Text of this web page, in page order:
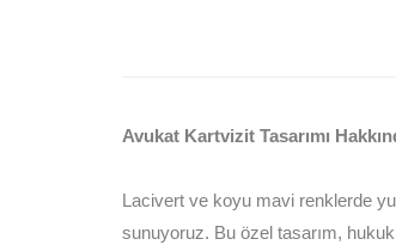
Avukat Kartvizit Tasarımı
Lacivert ve koyu mavi renklerde
sunuyoruz. Bu özel tasarım,